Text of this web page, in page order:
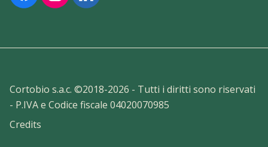
Cortobio s.a.c. ©2018-2026 - Tutti i diritti sono riservati
- P.IVA e Codice fiscale 04020070985
Credits